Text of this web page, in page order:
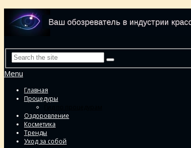
Menu
Главная
Процедуры
Оздоровление
Косметика
Тренды
Уход за собой